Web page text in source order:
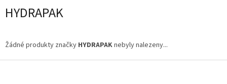
HYDRAPAK
Žádné produkty značky HYDRAPAKnebyly nalezeny...
Z